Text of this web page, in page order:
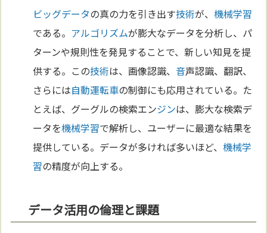
ビッグデータの真の力を引き出す技術が、機械学習
である。 アルゴリズムが膨大なデータを分析し、パ
ターンや規則性を発見することで、新しい知見を提
供する。この技術は、画像認識、音声認識、翻訳、
さらには自動運転車の制御にも応用されている。た
とえば、グーグルの検索エンジンは、膨大な検索デ
ータを機械学習で解析し、ユーザーに最適な結果を
提供している。データが多ければ多いほど、機械学
習の精度が向上する。
データ活用の倫理と課題